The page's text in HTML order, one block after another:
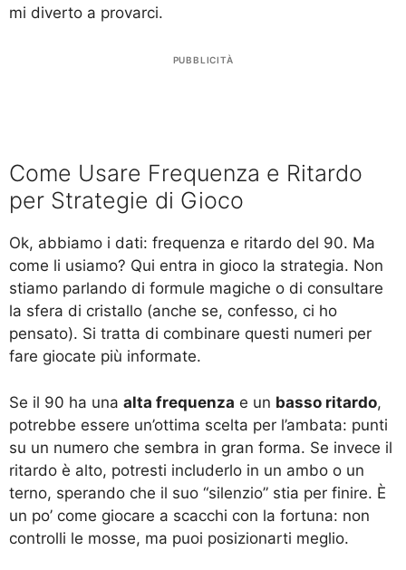
mi diverto a provarci.
PUBBLICITÀ
Come Usare Frequenza e Ritardo
per Strategie di Gioco
Ok, abbiamo i dati: frequenza e ritardo del 90. Ma
come li usiamo? Qui entra in gioco la strategia. Non
stiamo parlando di formule magiche o di consultare
la sfera di cristallo (anche se, confesso, ci ho
pensato). Si tratta di combinare questi numeri per
fare giocate più informate.
Se il 90 ha una alta frequenza e un basso ritardo,
potrebbe essere un’ottima scelta per l’ambata: punti
su un numero che sembra in gran forma. Se invece il
ritardo è alto, potresti includerlo in un ambo o un
terno, sperando che il suo “silenzio” stia per finire. È
un po’ come giocare a scacchi con la fortuna: non
controlli le mosse, ma puoi posizionarti meglio.